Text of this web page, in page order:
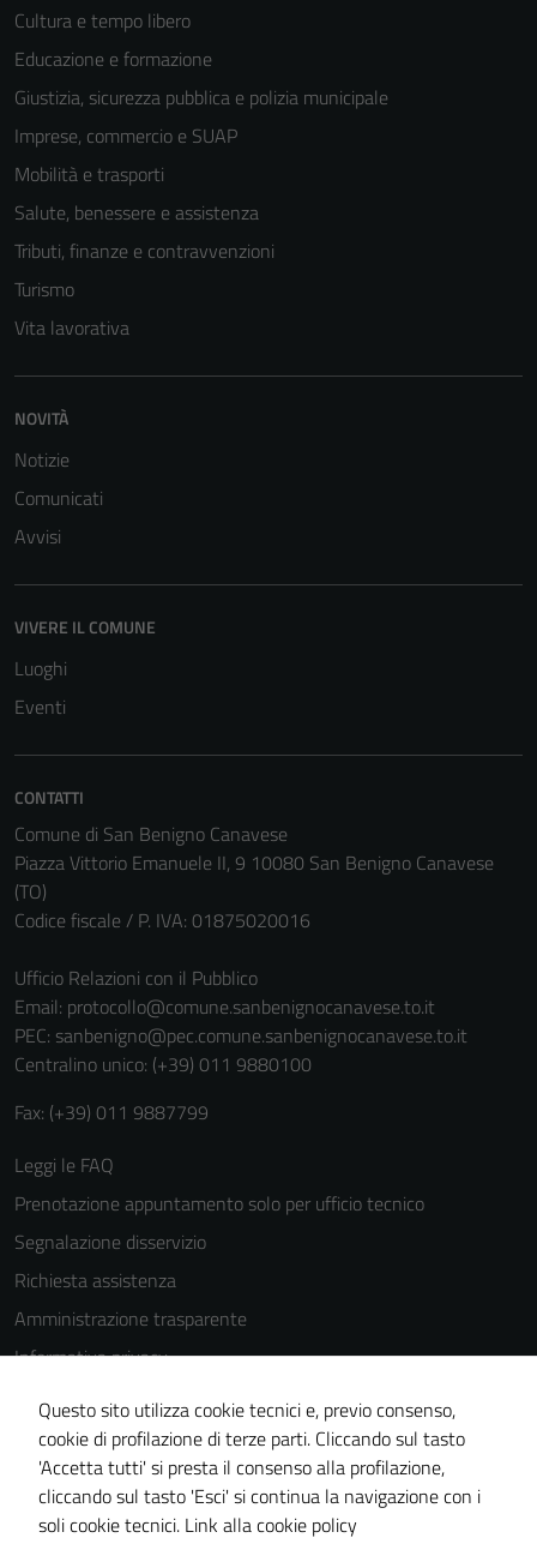
Cultura e tempo libero
Educazione e formazione
Giustizia, sicurezza pubblica e polizia municipale
Imprese, commercio e SUAP
Mobilità e trasporti
Salute, benessere e assistenza
Tributi, finanze e contravvenzioni
Turismo
Vita lavorativa
NOVITÀ
Notizie
Comunicati
Avvisi
VIVERE IL COMUNE
Luoghi
Eventi
CONTATTI
Comune di San Benigno Canavese
Piazza Vittorio Emanuele II, 9 10080 San Benigno Canavese
(TO)
Codice fiscale / P. IVA: 01875020016
Ufficio Relazioni con il Pubblico
Email: protocollo@comune.sanbenignocanavese.to.it
PEC: sanbenigno@pec.comune.sanbenignocanavese.to.it
Centralino unico: (+39) 011 9880100
Fax: (+39) 011 9887799
Leggi le FAQ
Prenotazione appuntamento solo per ufficio tecnico
Segnalazione disservizio
Richiesta assistenza
Amministrazione trasparente
Informativa privacy
Cookie Policy
Note legali
Dichiarazione di accessibilità
Piano di miglioramento del sito
Questo sito utilizza cookie tecnici e, previo consenso,
cookie di profilazione di terze parti. Cliccando sul tasto
'Accetta tutti' si presta il consenso alla profilazione,
cliccando sul tasto 'Esci' si continua la navigazione con i
soli cookie tecnici. Link alla cookie policy